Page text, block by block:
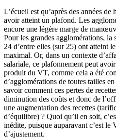
L’écueil est qu’après des années
avoir atteint un plafond. Les
encore une légère marge de
Pour les grandes agglomérations, la
24 d’entre elles (sur 25) ont atteint
maximal. Or, dans un contexte
salariale, ce plafonnement peut
produit du VT, comme cela a été
d’agglomérations de toutes tailles
savoir comment ces pertes de
diminution des coûts et donc de
une augmentation des recettes
d’équilibre) ? Quoi qu’il en soit,
inédite, puisque auparavant c’est
d’ajustement.